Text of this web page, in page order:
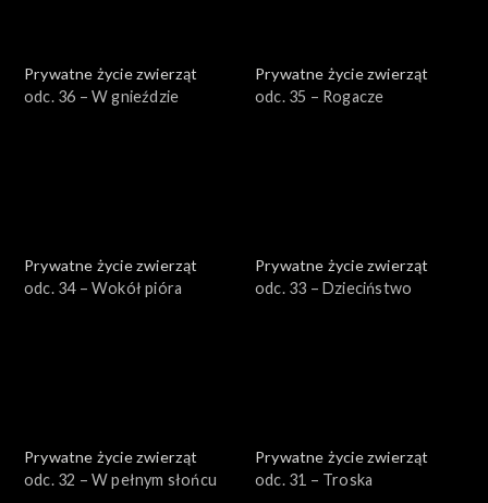
Prywatne życie zwierząt
odc. 36 – W gnieździe
Prywatne życie zwierząt
odc. 35 – Rogacze
Prywatne życie zwierząt
odc. 34 – Wokół pióra
Prywatne życie zwierząt
odc. 33 – Dzieciństwo
Prywatne życie zwierząt
odc. 32 – W pełnym słońcu
Prywatne życie zwierząt
odc. 31 – Troska